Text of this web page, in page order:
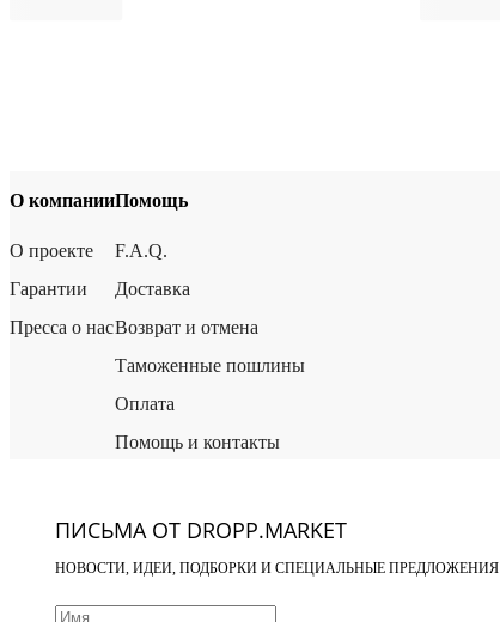
О компании
О проекте
Гарантии
Пресса о нас
Помощь
F.A.Q.
Доставка
Возврат и отмена
Таможенные пошлины
Оплата
Помощь и контакты
ПИСЬМА ОТ DROPP.MARKET
НОВОСТИ, ИДЕИ, ПОДБОРКИ И СПЕЦИАЛЬНЫЕ ПРЕДЛОЖЕНИЯ